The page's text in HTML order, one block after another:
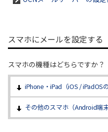
スマホにメールを設定する
スマホの機種はどちらですか？
iPhone・iPad（iOS / iPadOS
その他のスマホ（Android端末